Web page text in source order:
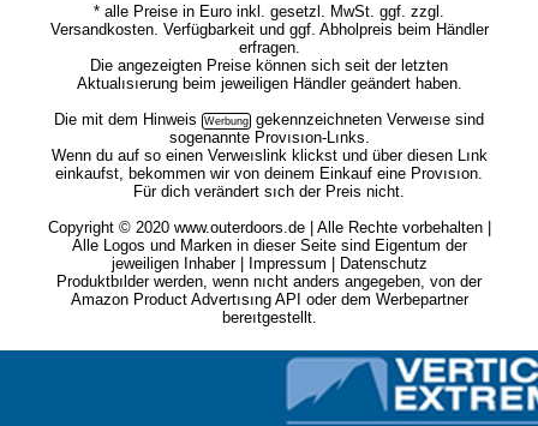
* alle Preise in Euro inkl. gesetzl. MwSt. ggf. zzgl.
Versandkosten. Verfügbarkeit und ggf. Abholpreis beim Händler
erfragen.
Die angezeigten Preise können sich seit der letzten
Aktualısıerung beim jeweiligen Händler geändert haben.
Die mit dem Hinweis
gekennzeichneten Verweıse sind
sogenannte Provısıon-Lınks.
Wenn du auf so einen Verweıslink klickst und über diesen Lınk
einkaufst, bekommen wir von deinem Einkauf eine Provısıon.
Für dich verändert sıch der Preis nicht.
Copyright © 2020 www.outerdoors.de | Alle Rechte vorbehalten |
Alle Logos und Marken in dieser Seite sind Eigentum der
jeweiligen Inhaber |
Impressum
Datenschutz
Produktbılder werden, wenn nıcht anders angegeben, von der
Amazon Product Advertısıng API oder dem Werbepartner
bereıtgestellt.